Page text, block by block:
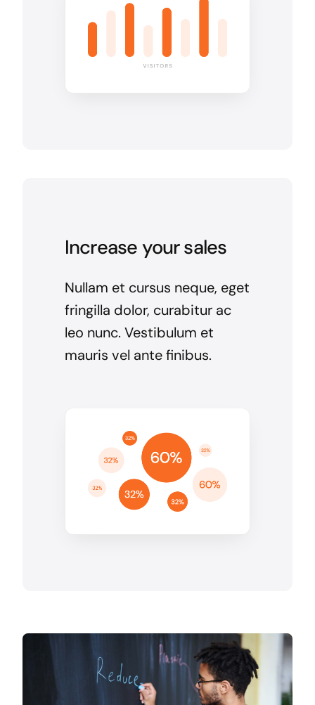
Increase your sales
Nullam et cursus neque, eget
fringilla dolor, curabitur ac
leo nunc. Vestibulum et
mauris vel ante finibus.